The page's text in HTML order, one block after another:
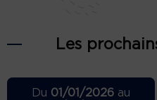
Les
Du 01/01/2026au